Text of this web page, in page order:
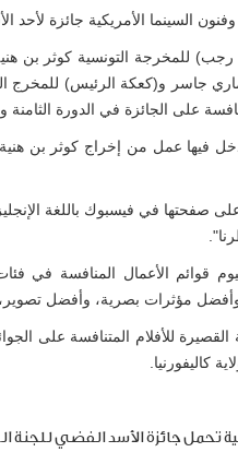
السينما الأمريكية جائزة لأحد
على الجائزة في الدورة الثامنة
يدخل فيها عمل من إخراج كوثر بن
صفحتها في فيسبوك باللغة
".
قوائم الأعمال المنافسة في
مؤثرات بصرية، وأفضل
كاليفورنيا.
تحمل جائزة الأسد الفضي